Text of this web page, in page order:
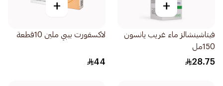
+
فيتاشينشالز ماء غريب يانسون
150مل
28.75
+
لاكسفورت بيبي ملين 10قطعة
44